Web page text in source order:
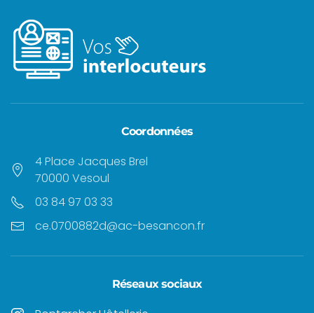
Coordonnées
4 Place Jacques Brel
70000 Vesoul
03 84 97 03 33
ce.0700882d@ac-besancon.fr
Réseaux sociaux